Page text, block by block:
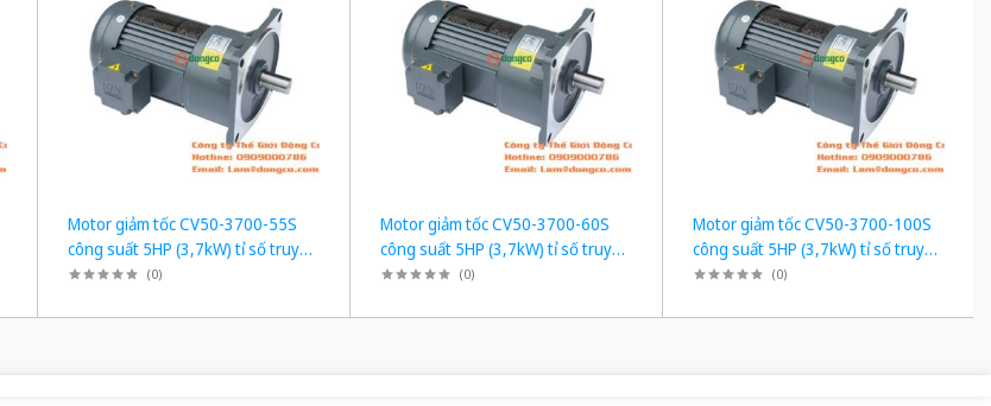
Motor giảm tốc CV50-3700-55S
công suất 5HP (3,7kW) tỉ số truyền
1/55
(0)
Motor giảm tốc CV50-3700-60S
công suất 5HP (3,7kW) tỉ số truyền
1/60
(0)
Motor giảm tốc CV50-3700-100S
công suất 5HP (3,7kW) tỉ số truyền
1/100
(0)